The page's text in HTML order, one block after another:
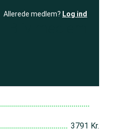
Allerede medlem? Log ind
3791 Kr.